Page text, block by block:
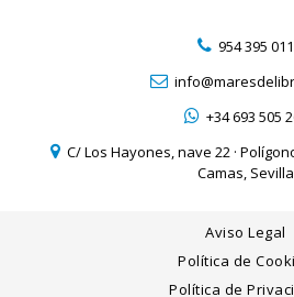
954 395 011
+34 693 505
C/ Los Hayones, nave 22 ·
Camas, Sevilla
Aviso Legal
Política de
Política de